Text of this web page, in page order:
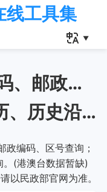
工具集
吉水县 行政区划代码、邮政编码、区号查询
历史沿革
编码、区号查询；
(港澳台数据暂缺)
以民政部官网为准。